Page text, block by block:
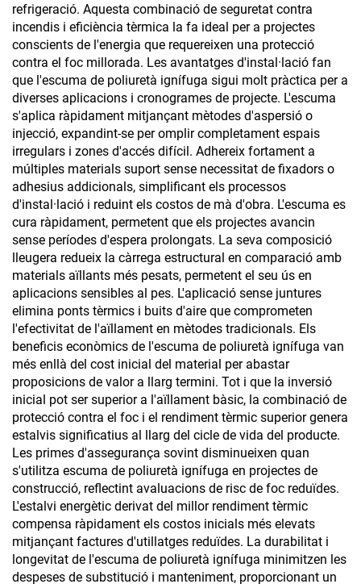
refrigeració. Aquesta combinació de seguretat contra
incendis i eficiència tèrmica la fa ideal per a projectes
conscients de l'energia que requereixen una protecció
contra el foc millorada. Les avantatges d'instal·lació fan
que l'escuma de poliuretà ignífuga sigui molt pràctica per a
diverses aplicacions i cronogrames de projecte. L'escuma
s'aplica ràpidament mitjançant mètodes d'aspersió o
injecció, expandint-se per omplir completament espais
irregulars i zones d'accés difícil. Adhereix fortament a
múltiples materials suport sense necessitat de fixadors o
adhesius addicionals, simplificant els processos
d'instal·lació i reduint els costos de mà d'obra. L'escuma es
cura ràpidament, permetent que els projectes avancin
sense períodes d'espera prolongats. La seva composició
lleugera redueix la càrrega estructural en comparació amb
materials aïllants més pesats, permetent el seu ús en
aplicacions sensibles al pes. L'aplicació sense juntures
elimina ponts tèrmics i buits d'aire que comprometen
l'efectivitat de l'aïllament en mètodes tradicionals. Els
beneficis econòmics de l'escuma de poliuretà ignífuga van
més enllà del cost inicial del material per abastar
proposicions de valor a llarg termini. Tot i que la inversió
inicial pot ser superior a l'aïllament bàsic, la combinació de
protecció contra el foc i el rendiment tèrmic superior genera
estalvis significatius al llarg del cicle de vida del producte.
Les primes d'assegurança sovint disminueixen quan
s'utilitza escuma de poliuretà ignífuga en projectes de
construcció, reflectint avaluacions de risc de foc reduïdes.
L'estalvi energètic derivat del millor rendiment tèrmic
compensa ràpidament els costos inicials més elevats
mitjançant factures d'utillatges reduïdes. La durabilitat i
longevitat de l'escuma de poliuretà ignífuga minimitzen les
despeses de substitució i manteniment, proporcionant un